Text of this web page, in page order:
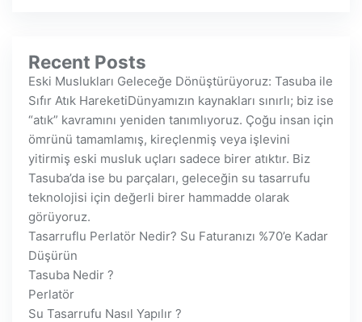
Recent Posts
Eski Muslukları Geleceğe Dönüştürüyoruz: Tasuba ile
Sıfır Atık HareketiDünyamızın kaynakları sınırlı; biz ise
“atık” kavramını yeniden tanımlıyoruz. Çoğu insan için
ömrünü tamamlamış, kireçlenmiş veya işlevini
yitirmiş eski musluk uçları sadece birer atıktır. Biz
Tasuba’da ise bu parçaları, geleceğin su tasarrufu
teknolojisi için değerli birer hammadde olarak
görüyoruz.
Tasarruflu Perlatör Nedir? Su Faturanızı %70’e Kadar
Düşürün
Tasuba Nedir ?
Perlatör
Su Tasarrufu Nasıl Yapılır ?